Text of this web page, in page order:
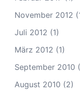
November 2012
Juli 2012 (1)
März 2012 (1)
September 2010
August 2010 (2)